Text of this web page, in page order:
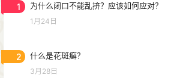
1 为什么闭口不能乱挤？应该如何应对？
1月24日
2 什么是花斑癣？
3月28日